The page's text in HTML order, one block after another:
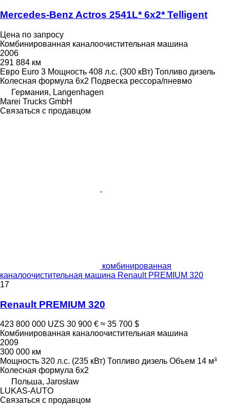
Mercedes-Benz Actros 2541L* 6x2* Telligent
Цена по запросу
Комбинированная каналоочистительная машина
2006
291 884 км
Евро Euro 3 Мощность 408 л.с. (300 кВт) Топливо дизель
Колесная формула 6x2 Подвеска рессора/пневмо
Германия, Langenhagen
Marei Trucks GmbH
Связаться с продавцом
комбинированная
каналоочистительная машина Renault PREMIUM 320
17
Renault PREMIUM 320
423 800 000 UZS 30 900 € ≈ 35 700 $
Комбинированная каналоочистительная машина
2009
300 000 км
Мощность 320 л.с. (235 кВт) Топливо дизель Объем 14 м³
Колесная формула 6x2
Польша, Jarosław
LUKAS-AUTO
Связаться с продавцом